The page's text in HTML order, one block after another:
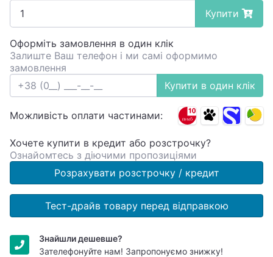
Купити
Оформіть замовлення в один клік
Залиште Ваш телефон і ми самі оформимо
замовлення
Купити в один клік
Можливість оплати частинами:
Хочете купити в кредит або розстрочку?
Ознайомтесь з діючими пропозиціями
Розрахувати розстрочку / кредит
Тест-драйв товару перед відправкою
Знайшли дешевше?
Зателефонуйте нам! Запропонуємо знижку!